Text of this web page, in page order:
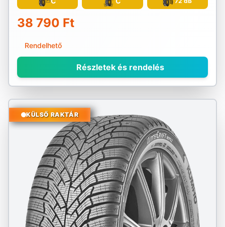
38 790 Ft
Rendelhető
Részletek és rendelés
KÜLSŐ RAKTÁR